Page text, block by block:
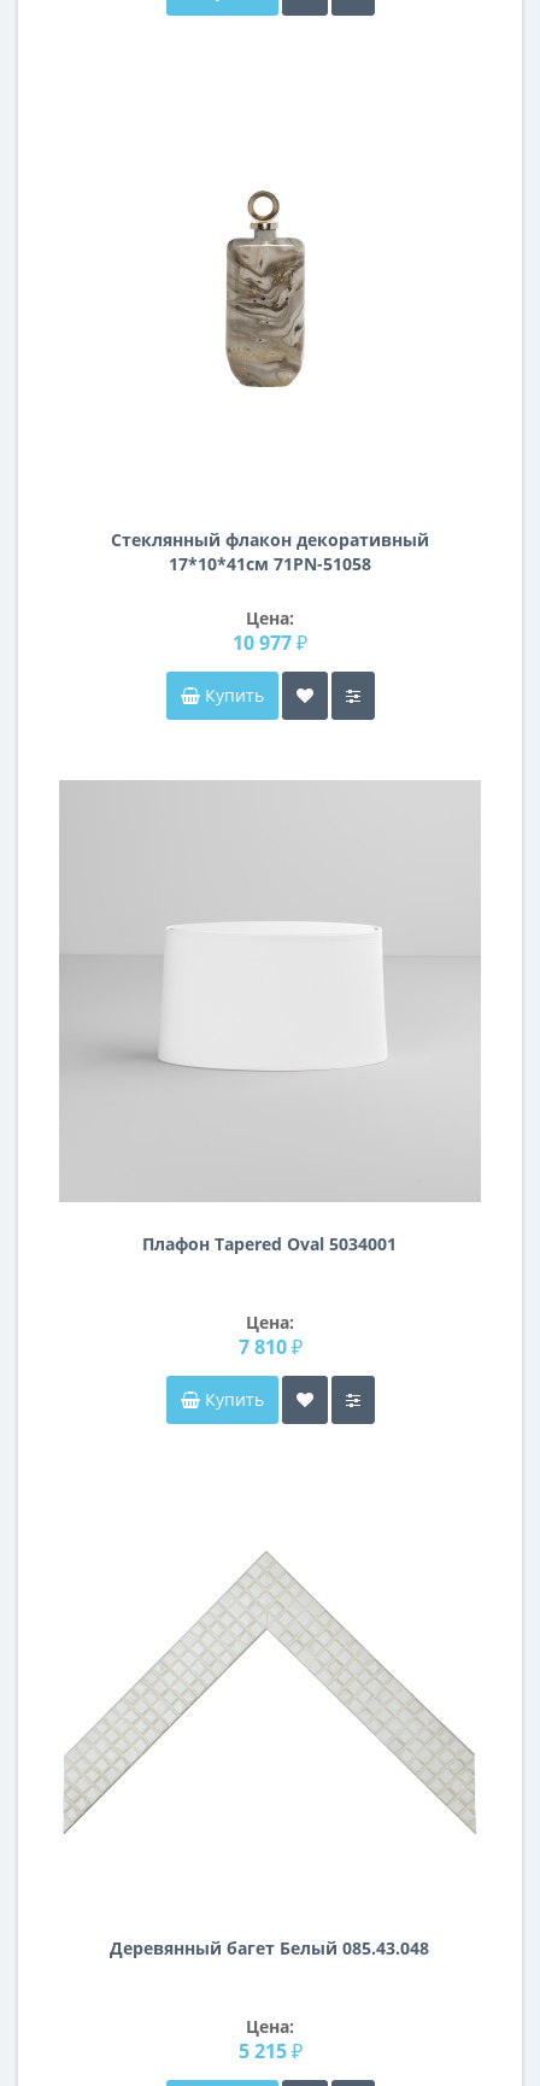
Стеклянный флакон декоративный
17*10*41см 71PN-51058
Цена:
10 977 ₽
Купить
Плафон Tapered Oval 5034001
Цена:
7 810 ₽
Купить
Деревянный багет Белый 085.43.048
Цена:
5 215 ₽